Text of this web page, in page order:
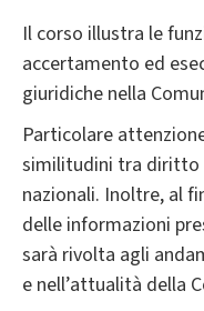
Il corso illustra le
accertamento ed
giuridiche nella
Particolare
similitudini tra diritto
nazionali. Inoltre, al
delle informazioni
sarà rivolta agli
e nell’attualità della